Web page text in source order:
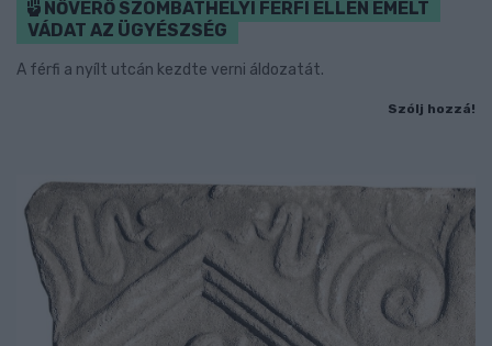
NŐVERŐ SZOMBATHELYI FÉRFI ELLEN EMELT
VÁDAT AZ ÜGYÉSZSÉG
A férfi a nyílt utcán kezdte verni áldozatát.
Szólj hozzá!